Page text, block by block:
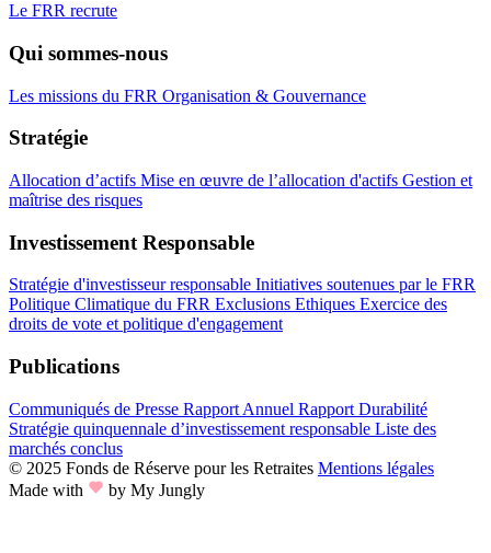
Le FRR recrute
Qui sommes-nous
Les missions du FRR Organisation & Gouvernance
Stratégie
Allocation d’actifs Mise en œuvre de l’allocation d'actifs Gestion et
maîtrise des risques
Investissement Responsable
Stratégie d'investisseur responsable Initiatives soutenues par le FRR
Politique Climatique du FRR Exclusions Ethiques Exercice des
droits de vote et politique d'engagement
Publications
Communiqués de Presse Rapport Annuel Rapport Durabilité
Stratégie quinquennale d’investissement responsable Liste des
marchés conclus
© 2025 Fonds de Réserve pour les Retraites Mentions légales
Made with
by My Jungly